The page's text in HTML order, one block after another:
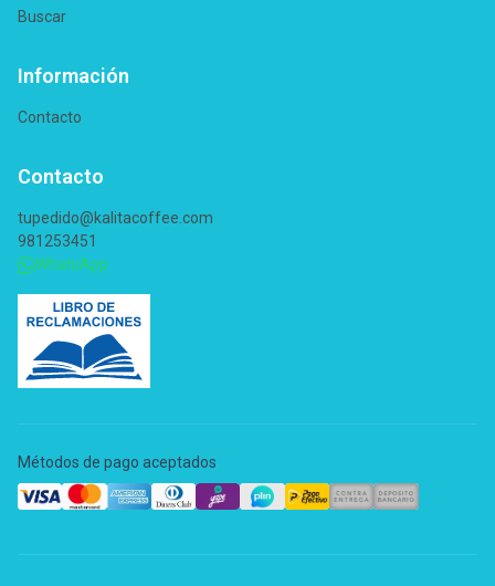
Buscar
Información
Contacto
Contacto
tupedido@kalitacoffee.com
981253451
WhatsApp
Métodos de pago aceptados